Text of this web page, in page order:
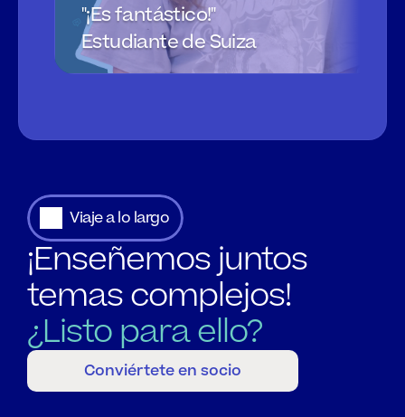
"¡Es fantástico!"
Estudiante de Suiza
Viaje a lo largo
¡Enseñemos juntos
temas complejos!
¿Listo para ello?
Conviértete en socio